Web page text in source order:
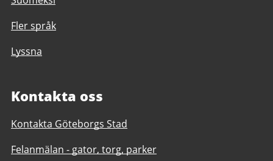
Fler språk
Lyssna
Kontakta oss
Kontakta Göteborgs Stad
Felanmälan - gator, torg, parker